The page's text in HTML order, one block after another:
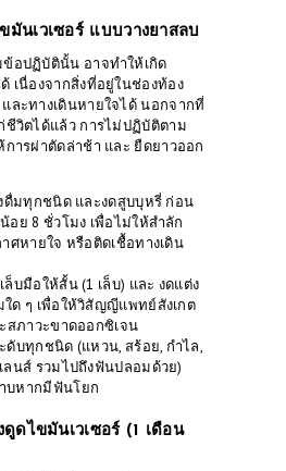
มันเวเซอร์ แบบวางยาสลบ
อปฏิบัตินั้น อาจทำให้เกิด
เนื่องจากสิ่งที่อยู่ในช่องท้อง
ละทางเดินหายใจได้ นอกจากที่
ชีวิตได้แล้ว การไม่ปฏิบัติตาม
ารผ่าตัดล่าช้า และ ยืดยาวออก
ดื่มทุกชนิด และงดสูบบุหรี่ ก่อน
อย 8 ชั่วโมง เพื่อไม่ให้สำลัก
ศหายใจ หรือติดเชื้อทางเดิน
ล็บมือให้สั้น (1 เล็บ) และ งดแต่ง
ด ๆ เพื่อให้วิสัญญีแพทย์สังเกต
สภาวะขาดออกซิเจน
ดับทุกชนิด (แหวน, สร้อย, กำไล,
ลนส์ รวมไปถึงฟันปลอมด้วย)
บหากมีฟันโยก
ดไขมันเวเซอร์ (1 เดือน